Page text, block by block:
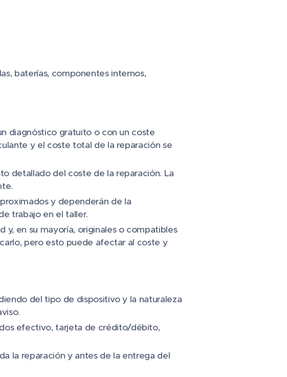
baterías, componentes internos,
diagnóstico gratuito o con un coste
y el coste total de la reparación se
detallado del coste de la reparación. La
y dependerán de la
trabajo en el taller.
y, en su mayoría, originales o compatibles
pero esto puede afectar al coste y
del tipo de dispositivo y la naturaleza
efectivo, tarjeta de crédito/débito,
la reparación y antes de la entrega del